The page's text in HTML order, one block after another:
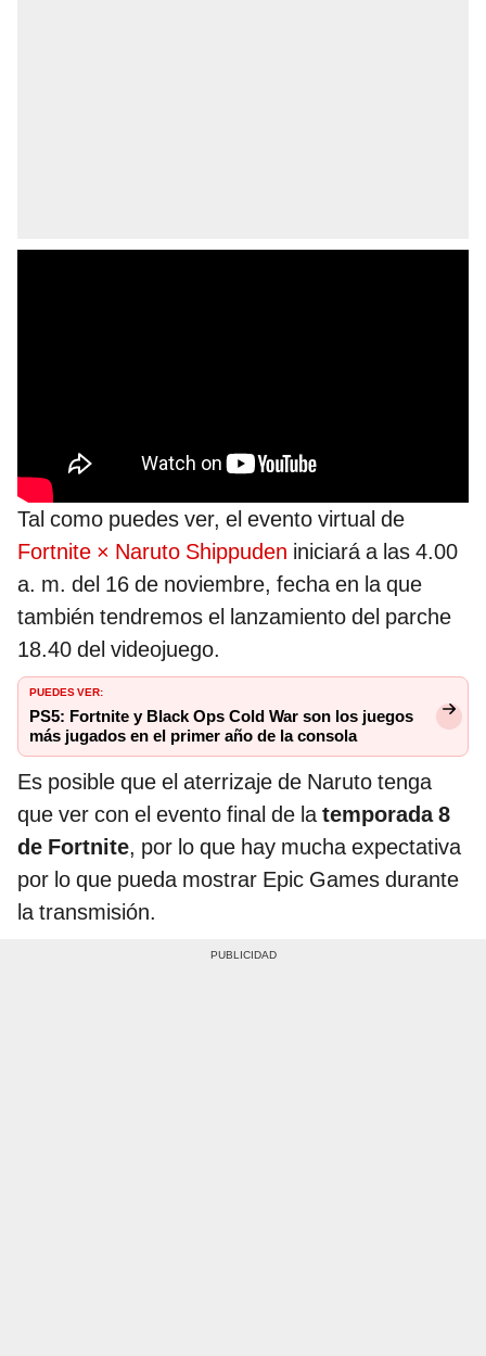
Tal como puedes ver, el evento virtual de
Fortnite × Naruto Shippuden iniciará a las 4.00
a. m. del 16 de noviembre, fecha en la que
también tendremos el lanzamiento del parche
18.40 del videojuego.
PUEDES VER:
PS5: Fortnite y Black Ops Cold War son los juegos
más jugados en el primer año de la consola
Es posible que el aterrizaje de Naruto tenga
que ver con el evento final de latemporada 8
de Fortnite, por lo que hay mucha expectativa
por lo que pueda mostrar Epic Games durante
la transmisión.